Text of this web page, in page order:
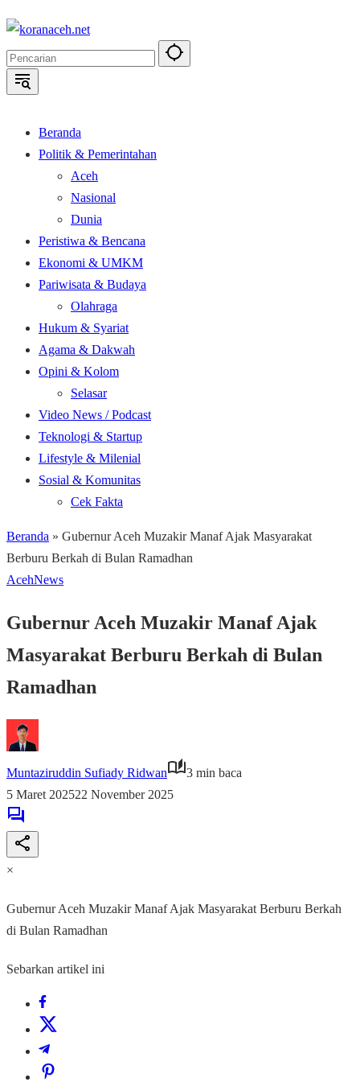
Langsung
konten
Beranda
Politik & Pemerintahan
Aceh
Nasional
Dunia
Peristiwa & Bencana
Ekonomi & UMKM
Pariwisata & Budaya
Olahraga
Hukum & Syariat
Agama & Dakwah
Opini & Kolom
Selasar
Video News / Podcast
Teknologi & Startup
Lifestyle & Milenial
Sosial & Komunitas
Cek Fakta
Beranda » Gubernur Aceh Muzakir Manaf Ajak Masyarakat
Berburu Berkah di Bulan Ramadhan
AcehNews
Gubernur Aceh Muzakir Manaf Ajak
Masyarakat Berburu Berkah di Bulan
Ramadhan
Muntaziruddin Sufiady Ridwan
3 min baca
5 Maret 202522 November 2025
×
Gubernur Aceh Muzakir Manaf Ajak Masyarakat Berburu Berkah
di Bulan Ramadhan
Sebarkan artikel ini